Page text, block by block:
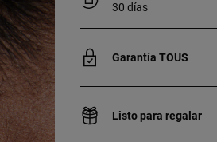
30 días
Garantía TOUS
Listo para regalar